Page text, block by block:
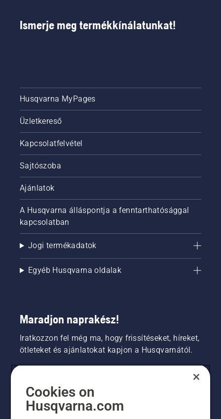
Ismerje meg termékkínálatunkat!
Husqvarna MyPages
Üzletkereső
Kapcsolatfelvétel
Sajtószoba
Ajánlatok
A Husqvarna álláspontja a fenntarthatósággal
kapcsolatban
Jogi termékadatok
Egyéb Husqvarna oldalak
Maradjon naprakész!
Iratkozzon fel még ma, hogy frissítéseket, híreket,
ötleteket és ajánlatokat kapjon a Husqvarnától.
Cookies on
Husqvarna.com